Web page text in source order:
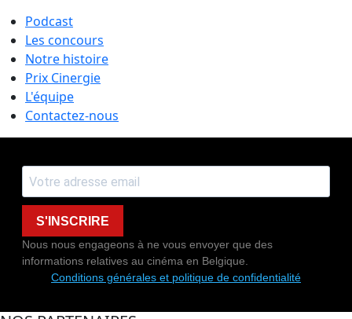
Podcast
Les concours
Notre histoire
Prix Cinergie
L'équipe
Contactez-nous
S'INSCRIRE
Nous nous engageons à ne vous envoyer que des
informations relatives au cinéma en Belgique.
Conditions générales et politique de confidentialité